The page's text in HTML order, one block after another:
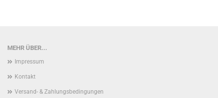
MEHR ÜBER...
Impressum
Kontakt
Versand- & Zahlungsbedingungen